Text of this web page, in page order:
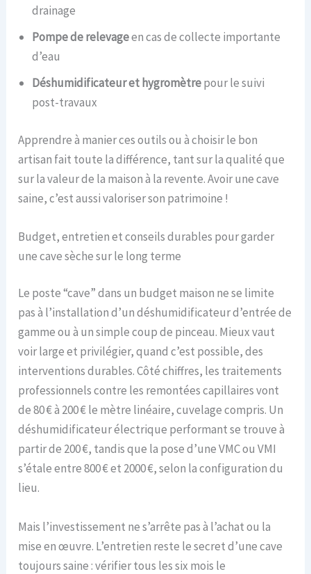
drainage
Pompe de relevageen cas de collecte importante
d’eau
Déshumidificateur et hygromètrepour le suivi
post-travaux
Apprendre à manier ces outils ou à choisir le bon
artisan fait toute la différence, tant sur la qualité que
sur la valeur de la maison à la revente. Avoir une cave
saine, c’est aussi valoriser son patrimoine !
Budget, entretien et conseils durables pour garder
une cave sèche sur le long terme
Le poste “cave” dans un budget maison ne se limite
pas à l’installation d’un déshumidificateur d’entrée de
gamme ou à un simple coup de pinceau. Mieux vaut
voir large et privilégier, quand c’est possible, des
interventions durables. Côté chiffres, les traitements
professionnels contre les remontées capillaires vont
de 80 € à 200 € le mètre linéaire, cuvelage compris. Un
déshumidificateur électrique performant se trouve à
partir de 200 €, tandis que la pose d’une VMC ou VMI
s’étale entre 800 € et 2000 €, selon la configuration du
lieu.
Mais l’investissement ne s’arrête pas à l’achat ou la
mise en œuvre. L’entretien reste le secret d’une cave
toujours saine : vérifier tous les six mois le